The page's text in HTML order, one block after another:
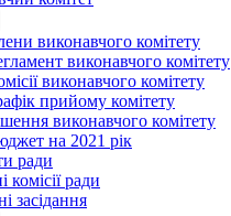
виконавчого комітету
виконавчого комітету
виконавчого комітету
прийому комітету
виконавчого комітету
на 2021 рік
ради
комісії ради
засідання